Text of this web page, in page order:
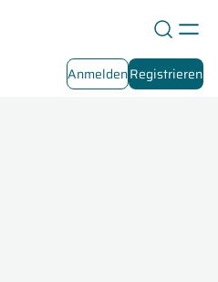
AnmeldenRegistrieren